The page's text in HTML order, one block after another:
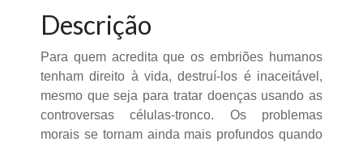
Descrição
Para quem acredita que os embriões humanos
tenham direito à vida, destruí-los é inaceitável,
mesmo que seja para tratar doenças usando as
controversas células-tronco. Os problemas
morais se tornam ainda mais profundos quando